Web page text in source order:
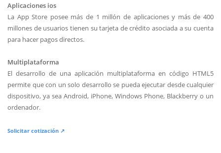
Aplicaciones ios
La App Store posee más de 1 millón de aplicaciones y más de 400
millones de usuarios tienen su tarjeta de crédito asociada a su cuenta
para hacer pagos directos.
Multiplataforma
El desarrollo de una aplicación multiplataforma en código HTML5
permite que con un solo desarrollo se pueda ejecutar desde cualquier
dispositivo, ya sea Android, iPhone, Windows Phone, Blackberry o un
ordenador.
Solicitar cotización ↗